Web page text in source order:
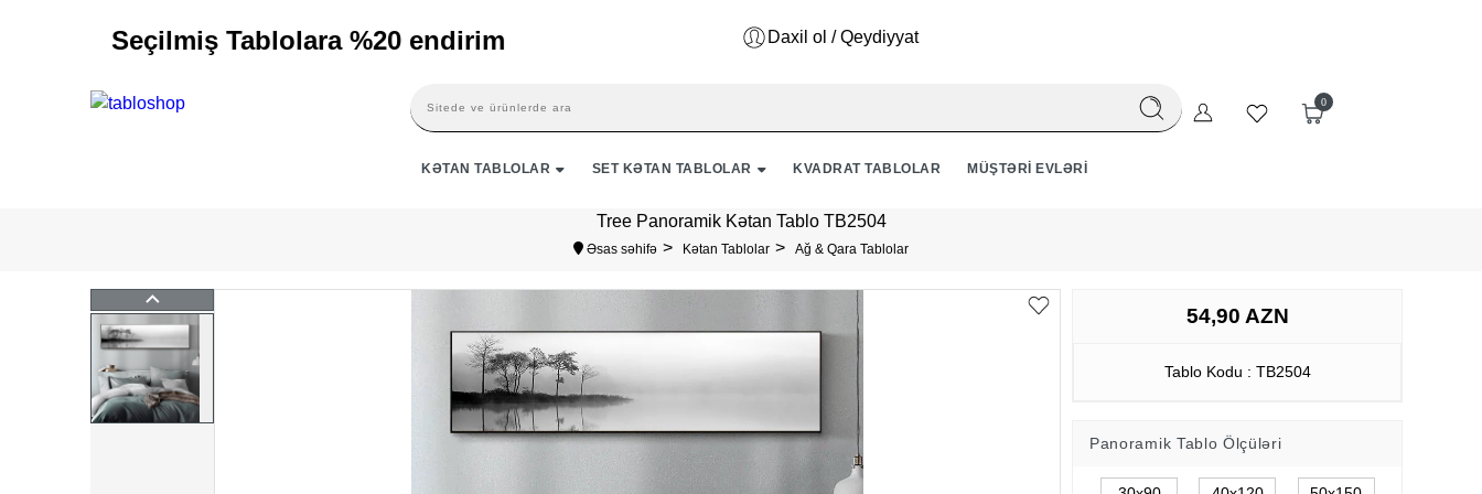
Seçilmiş Tablolara %20 endirim Daxil ol / Qeydiyyat
0
KƏTAN TABLOLAR SET KƏTAN TABLOLAR KVADRAT TABLOLAR MÜŞTƏRI EVLƏRI
Tree Panoramik Kətan Tablo TB2504
Əsas səhifə Kətan Tablolar Ağ & Qara Tablolar
54,90 AZN
Tablo Kodu : TB2504
Panoramik Tablo Ölçüləri